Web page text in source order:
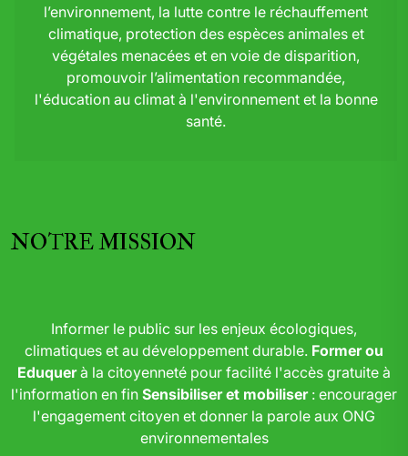
l’environnement, la lutte contre le réchauffement
climatique, protection des espèces animales et
végétales menacées et en voie de disparition,
promouvoir l’alimentation recommandée,
l'éducation au climat à l'environnement et la bonne
santé.
NOTRE MISSION
Informer le public sur les enjeux écologiques,
climatiques et au développement durable. Former ou
Eduquerà la citoyenneté pour facilité l'accès gratuite à
l'information en fin Sensibiliser et mobiliser: encourager
l'engagement citoyen et donner la parole aux ONG
environnementales